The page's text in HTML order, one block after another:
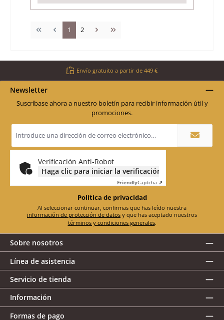
Página
1 Página
2
Envío gratuito a partir de 449 €
Newsletter
Suscríbase ahora a nuestro boletín para recibir información útil y
promociones.
de
electrónico
Verificación Anti-Robot
Haga clic para iniciar la verificación
FriendlyCaptcha ⇗
Política de privacidad
información de protección de datos
términos y condiciones generales.
Sobre nosotros
Línea de asistencia
Servicio de tienda
Información
Formas de pago